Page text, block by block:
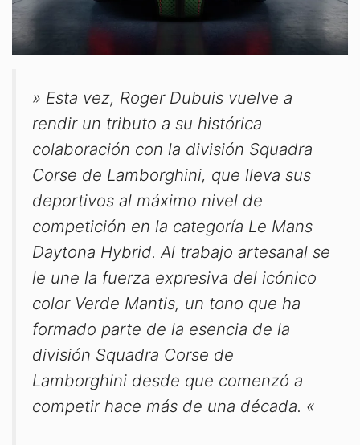
» Esta vez, Roger Dubuis vuelve a
rendir un tributo a su histórica
colaboración con la división Squadra
Corse de Lamborghini, que lleva sus
deportivos al máximo nivel de
competición en la categoría Le Mans
Daytona Hybrid. Al trabajo artesanal se
le une la fuerza expresiva del icónico
color Verde Mantis, un tono que ha
formado parte de la esencia de la
división Squadra Corse de
Lamborghini desde que comenzó a
competir hace más de una década. «